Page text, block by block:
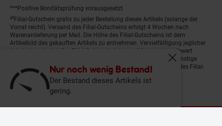
Nur noch wenig Bestand!
Der Bestand dieses Artikels ist
gering.
Fenster
***Positive Bonitätsprüfung vorausgesetzt
²⁰Filial-Gutschein gratis zu jeder Bestellung dieses Artikels (solange der
Vorrat reicht). Versand des Filial-Gutscheins erfolgt 4 Wochen nach
Warenanlieferung per Mail. Die Höhe des Filial-Gutscheins ist dem
Artikelbild des gekauften Artikels zu entnehmen. Vervielfältigung jeglicher
Art nicht gestattet. Der Filial-Gutschein ist ohne Mindesteinkaufswert
einlösbar. Nicht mit anderen Aktionsvorteilen (PAYBACK oder sonstige
Shop-Aktionen) kombinierbar. Der jeweilige Gültigkeitszeitraum des Filial-
Gutscheins ist darauf vermerkt.